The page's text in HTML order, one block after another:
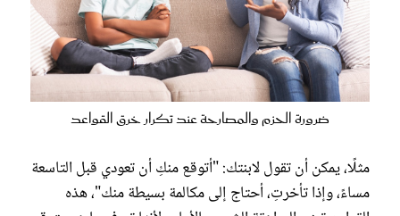
ضرورة الحزم والمصارحة عند تكرار خرق القواعد
مثلًا، يمكن أن تقول لابنتك: "أتوقع منكِ أن تعودي قبل التاسعة
مساءً، وإذا تأخرتِ، أحتاج إلى مكالمة بسيطة منك"، هذه